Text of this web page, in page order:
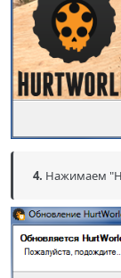
4. Нажимаем